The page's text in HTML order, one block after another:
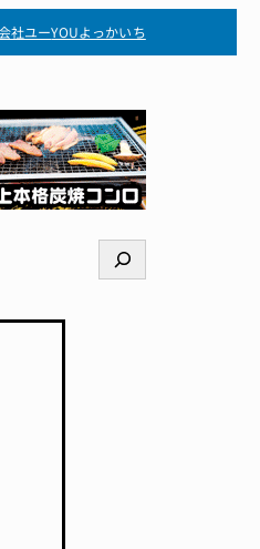
社ユーYOUよっかいち
検
索